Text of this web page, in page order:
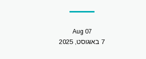
07
Aug
7 באוגוסט, 2025